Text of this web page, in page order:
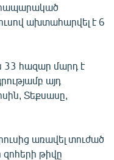
ախտահարվել է 6
33 հազար մարդ է
այդ
Տեքսասը,
առավել տուժած
թիվը